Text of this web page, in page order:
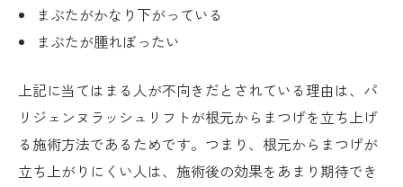
まぶたがかなり下がっている
まぶたが腫れぼったい
上記に当てはまる人が不向きだとされている理由は、パ
リジェンヌラッシュリフトが根元からまつげを立ち上げ
る施術方法であるためです。つまり、根元からまつげが
立ち上がりにくい人は、施術後の効果をあまり期待でき